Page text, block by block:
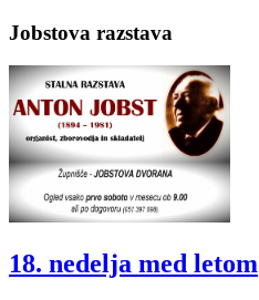
Jobstova razstava
18. nedelja med letom